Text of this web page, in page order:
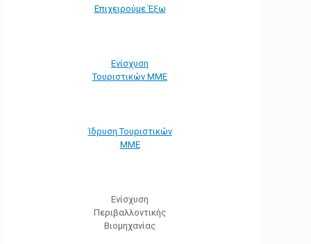
Επιχειρούμε Έξω
Ενίσχυση
Τουριστικών ΜΜΕ
Ίδρυση Τουριστικών
ΜΜΕ
Ενίσχυση
Περιβαλλοντικής
Βιομηχανίας